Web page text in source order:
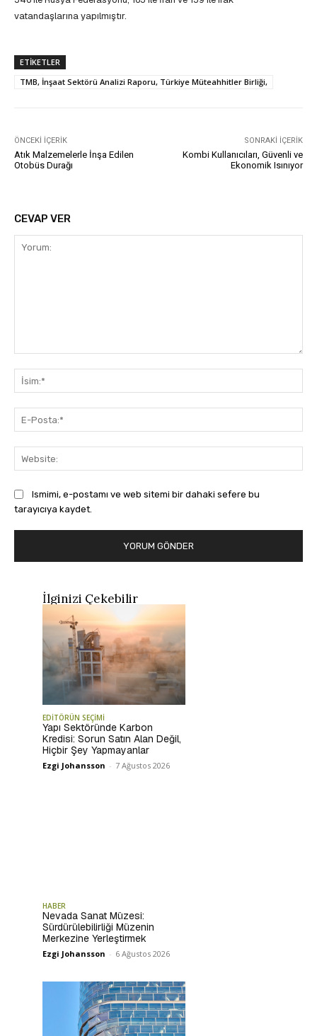
vatandaşlarına yapılmıştır.
ETIKETLER
TMB, İnşaat Sektörü Analizi Raporu, Türkiye Müteahhitler Birliği,
ÖNCEKI İÇERIK
Atık Malzemelerle İnşa Edilen
Otobüs Durağı
SONRAKI İÇERIK
Kombi Kullanıcıları, Güvenli ve
Ekonomik Isınıyor
CEVAP VER
Ismimi, e-postamı ve web sitemi bir dahaki sefere bu
tarayıcıya kaydet.
İlginizi Çekebilir
EDİTÖRÜN SEÇİMİ
Yapı Sektöründe Karbon
Kredisi: Sorun Satın Alan Değil,
Hiçbir Şey Yapmayanlar
Ezgi Johansson - 7 Ağustos 2026
HABER
Nevada Sanat Müzesi:
Sürdürülebilirliği Müzenin
Merkezine Yerleştirmek
Ezgi Johansson - 6 Ağustos 2026